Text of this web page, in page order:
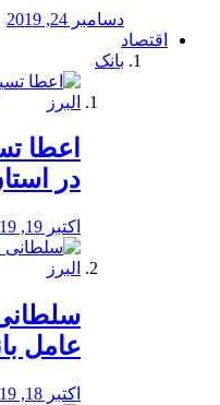
دسامبر 24, 2019
اقتصاد
بانک
️اعطا
در
اکتبر 19, 2019
عامل
اکتبر 18, 2019